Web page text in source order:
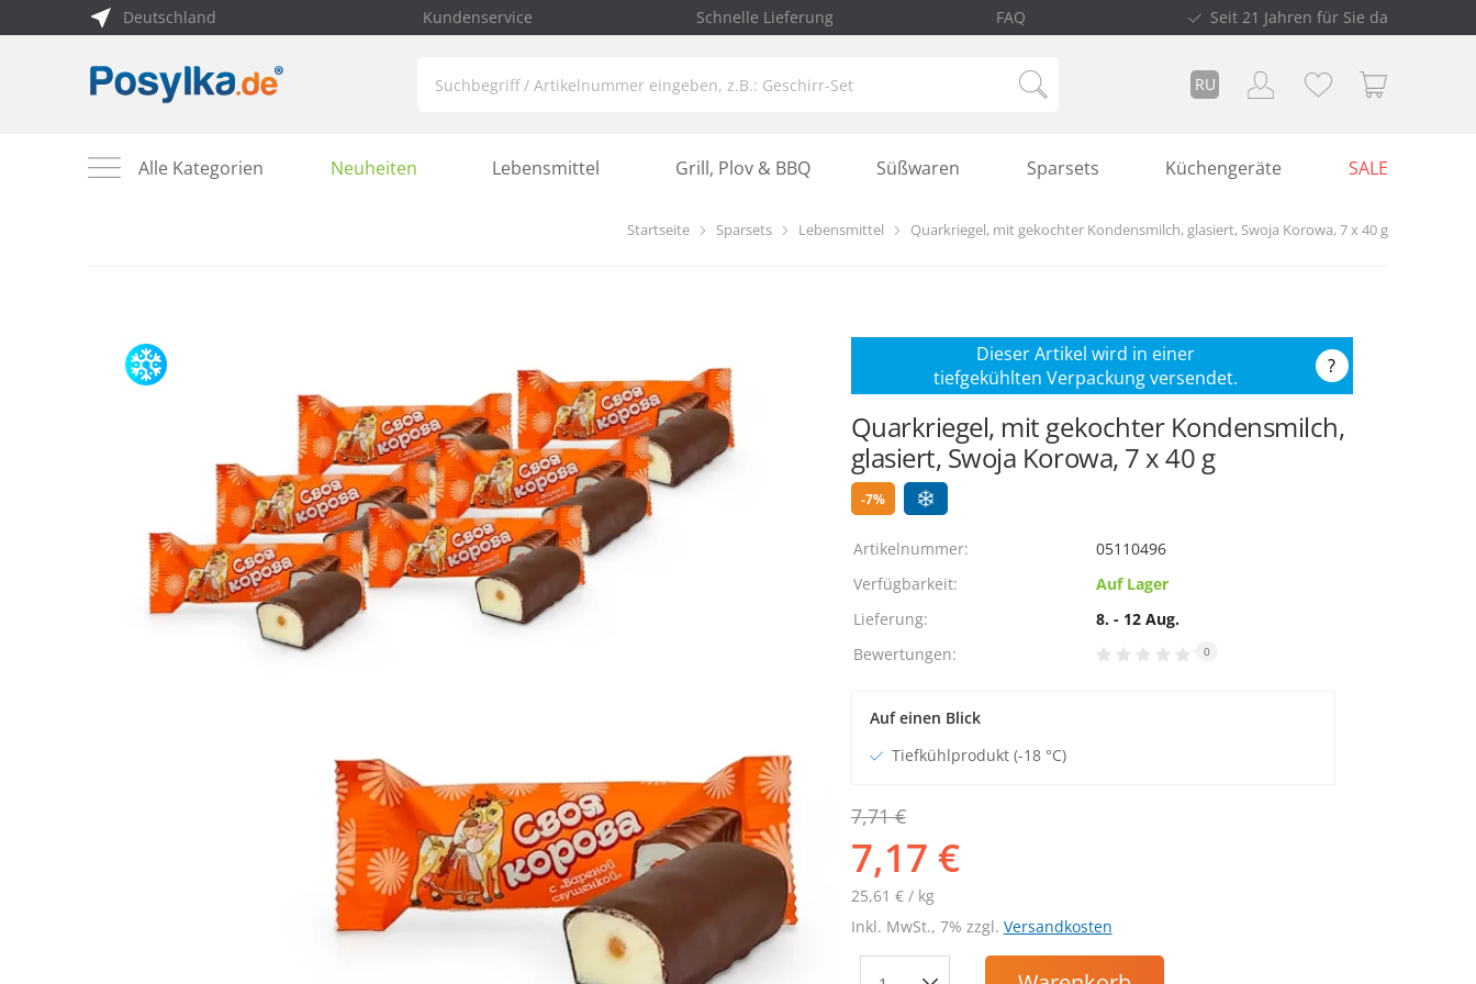
Deutschland Kundenservice Schnelle Lieferung FAQ Seit 21 Jahren für Sie da
RU
Alle Kategorien Neuheiten Lebensmittel Grill, Plov & BBQ Süßwaren Sparsets Küchengeräte SALE
Startseite Sparsets Lebensmittel Quarkriegel, mit gekochter Kondensmilch, glasiert, Swoja Korowa, 7 х 40 g
Dieser Artikel wird in einer
tiefgekühlten Verpackung versendet.
?
Quarkriegel, mit gekochter Kondensmilch,
glasiert, Swoja Korowa, 7 х 40 g
-7%
Artikelnummer:
05110496
Verfügbarkeit:
Auf Lager
Lieferung:
8. - 12 Aug.
Bewertungen:
0
Auf einen Blick
Tiefkühlprodukt (-18 °C)
7,71 €
7,17 €
25,61 € / kg
Inkl. MwSt., 7% zzgl. Versandkosten